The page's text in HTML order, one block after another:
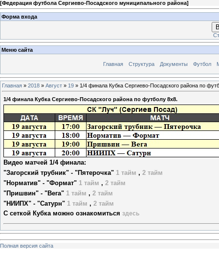
[Федерация футбола Сергиево-Посадского муниципального района]
Форма входа
Меню сайта
Главная Структура Документы Футбол
Главная » 2018 » Август » 19 » 1/4 финала Кубка Сергиево-Посадского района по
1/4 финала Кубка Сергиево-Посадского района по футболу 8х8.
Видео матчей 1/4 финала:
"Загорский трубник" - "Пятерочка" 1 тайм , 2 тайм
"Норматив" - "Формат" 1 тайм , 2 тайм
"Пришвин" - "Вега" 1 тайм , 2 тайм
"НИИПХ" - "Сатурн" 1 тайм , 2 тайм
С сеткой Кубка можно ознакомиться здесь
Полная версия сайта